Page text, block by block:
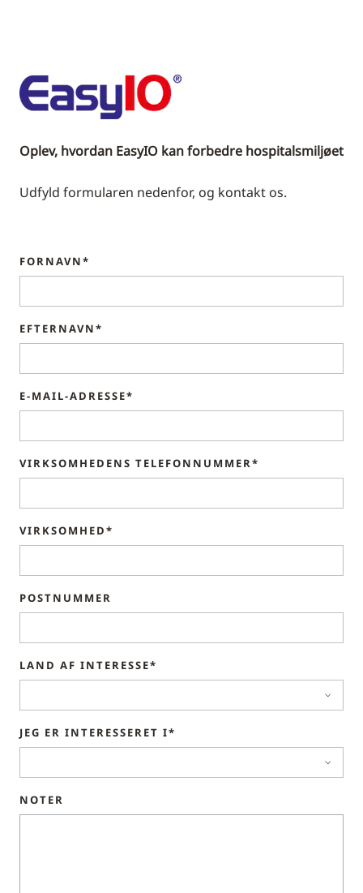
Oplev, hvordan EasyIO kan forbedre hospitalsmiljøet
Udfyld formularen nedenfor, og kontakt os.
FORNAVN*
EFTERNAVN*
E-MAIL-ADRESSE*
VIRKSOMHEDENS TELEFONNUMMER*
VIRKSOMHED*
POSTNUMMER
LAND AF INTERESSE*
JEG ER INTERESSERET I*
NOTER